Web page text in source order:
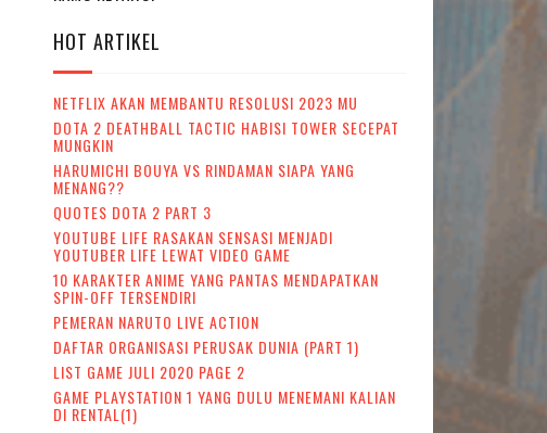
HOT ARTIKEL
NETFLIX AKAN MEMBANTU RESOLUSI 2023 MU
DOTA 2 DEATHBALL TACTIC HABISI TOWER SECEPAT
MUNGKIN
HARUMICHI BOUYA VS RINDAMAN SIAPA YANG
MENANG??
QUOTES DOTA 2 PART 3
YOUTUBE LIFE RASAKAN SENSASI MENJADI
YOUTUBER LIFE LEWAT VIDEO GAME
10 KARAKTER ANIME YANG PANTAS MENDAPATKAN
SPIN-OFF TERSENDIRI
PEMERAN NARUTO LIVE ACTION
DAFTAR ORGANISASI PERUSAK DUNIA (PART 1)
LIST GAME JULI 2020 PAGE 2
GAME PLAYSTATION 1 YANG DULU MENEMANI KALIAN
DI RENTAL(1)